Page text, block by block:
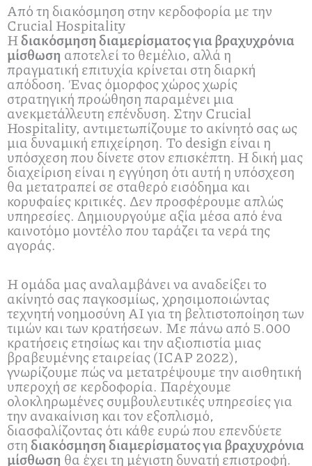
Από τη διακόσμηση στην κερδοφορία με την
Crucial Hospitality
Ηδιακόσμηση διαμερίσματος για βραχυχρόνια
μίσθωση αποτελεί το θεμέλιο, αλλά η
πραγματική επιτυχία κρίνεται στη διαρκή
απόδοση. Ένας όμορφος χώρος χωρίς
στρατηγική προώθηση παραμένει μια
ανεκμετάλλευτη επένδυση. Στην Crucial
Hospitality, αντιμετωπίζουμε το ακίνητό σας ως
μια δυναμική επιχείρηση. Το design είναι η
υπόσχεση που δίνετε στον επισκέπτη. Η δική μας
διαχείριση είναι η εγγύηση ότι αυτή η υπόσχεση
θα μετατραπεί σε σταθερό εισόδημα και
κορυφαίες κριτικές. Δεν προσφέρουμε απλώς
υπηρεσίες. Δημιουργούμε αξία μέσα από ένα
καινοτόμο μοντέλο που ταράζει τα νερά της
αγοράς.
Η ομάδα μας αναλαμβάνει να αναδείξει το
ακίνητό σας παγκοσμίως, χρησιμοποιώντας
τεχνητή νοημοσύνη ΑΙ για τη βελτιστοποίηση των
τιμών και των κρατήσεων. Με πάνω από 5.000
κρατήσεις ετησίως και την αξιοπιστία μιας
βραβευμένης εταιρείας (ICAP 2022),
γνωρίζουμε πώς να μετατρέψουμε την αισθητική
υπεροχή σε κερδοφορία. Παρέχουμε
ολοκληρωμένες συμβουλευτικές υπηρεσίες για
την ανακαίνιση και τον εξοπλισμό,
διασφαλίζοντας ότι κάθε ευρώ που επενδύετε
στηδιακόσμηση διαμερίσματος για βραχυχρόνια
μίσθωση θα έχει τη μέγιστη δυνατή επιστροφή.